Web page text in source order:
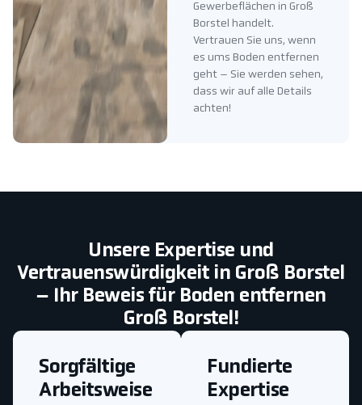
Gewerbeflächen in Groß
Borstel handelt.
Vertrauen Sie uns, wenn
es ums Boden entfernen
geht – Sie werden sehen,
dass wir auf alle Details
achten!
Unsere Expertise und
Vertrauenswürdigkeit in Groß Borstel
– Ihr Beweis für Boden entfernen
Groß Borstel!
Fundierte
Expertise
Sorgfältige
Arbeitsweise